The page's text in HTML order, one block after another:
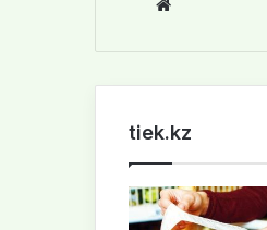
te
tiek.kz